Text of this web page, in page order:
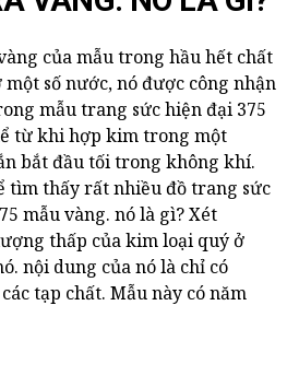
của mẫu trong hầu hết chất
số nước, nó được công nhận
mẫu trang sức hiện đại 375
từ khi hợp kim trong một
bắt đầu tối trong không khí.
tìm thấy rất nhiều đồ trang sức
mẫu vàng. nó là gì? Xét
thấp của kim loại quý ở
nội dung của nó là chỉ có
tạp chất. Mẫu này có năm